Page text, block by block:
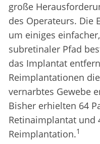
große
des Operateurs. Die
um einiges
subretinaler Pfad
das Implantat
Reimplantationen
vernarbtes Gewebe
Bisher erhielten 64
Retinaimplantat und
Reimplantation.1